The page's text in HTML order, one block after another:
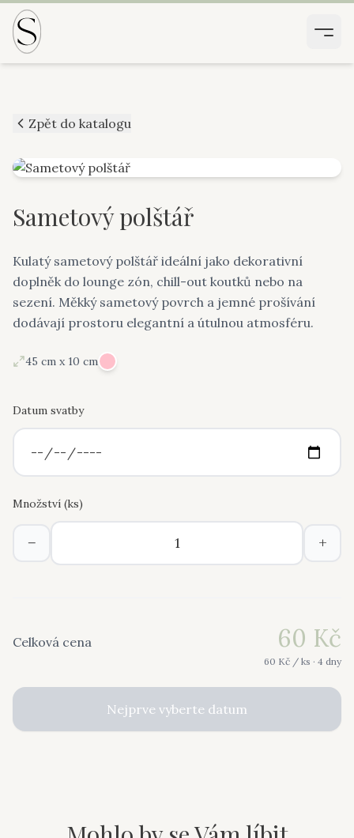
Zpět do katalogu
Sametový polštář
Kulatý sametový polštář ideální jako dekorativní
doplněk do lounge zón, chill-out koutků nebo na
sezení. Měkký sametový povrch a jemné prošívání
dodávají prostoru elegantní a útulnou atmosféru.
45 cm x 10 cm
Datum svatby
Množství (ks)
− +
Celková cena 60 Kč
60 Kč / ks · 4 dny
Nejprve vyberte datum